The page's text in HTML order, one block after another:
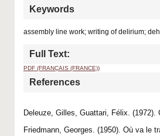
Keywords
assembly line work; writing of delirium;
Full Text:
PDF (FRANÇAIS (FRANCE))
References
Deleuze, Gilles, Guattari, Félix.
Friedmann, Georges. (1950). Où va le